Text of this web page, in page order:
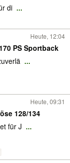
di ...
Heute, 12:04
PS Sportback
...
Heute, 09:31
128/134
für J ...